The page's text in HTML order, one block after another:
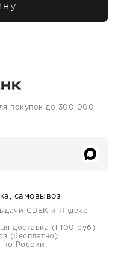
покупок до 300 000
самовывоз
CDEK и Яндекс
доставка (1 100 руб)
(бесплатно)
по России